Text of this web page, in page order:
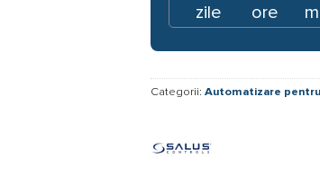
zile ore
Categorii: Automatizare